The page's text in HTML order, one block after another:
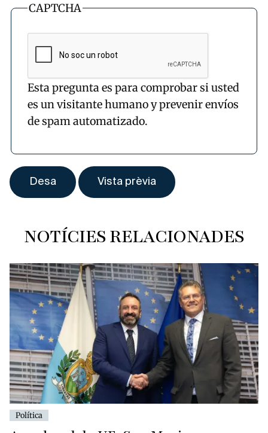
CAPTCHA
Esta pregunta es para comprobar si usted
es un visitante humano y prevenir envíos
de spam automatizado.
NOTÍCIES RELACIONADES
Política